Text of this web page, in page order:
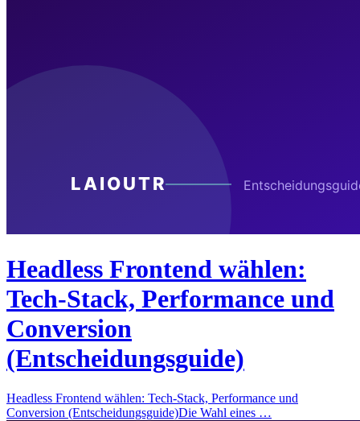
Headless Frontend wählen:
Tech-Stack, Performance und
Conversion
(Entscheidungsguide)
Headless Frontend wählen: Tech-Stack, Performance und
Conversion (Entscheidungsguide)Die Wahl eines …